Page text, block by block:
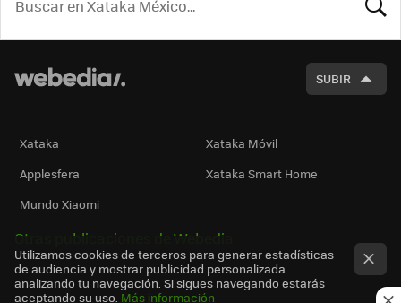
SUBIR
Xataka
Xataka Móvil
Applesfera
Xataka Smart Home
Mundo Xiaomi
Otras publicaciones de Webedia
Utilizamos cookies de terceros para generar estadísticas
de audiencia y mostrar publicidad personalizada
analizando tu navegación. Si sigues navegando estarás
aceptando su uso. Más información